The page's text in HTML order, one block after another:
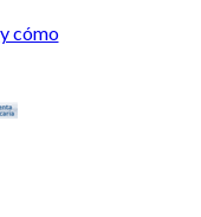
cómo